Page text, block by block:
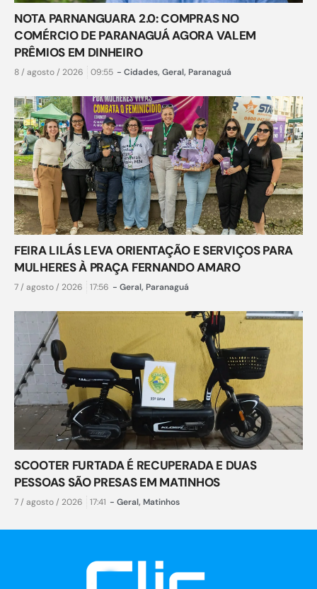
NOTA PARNANGUARA 2.0: COMPRAS NO
COMÉRCIO DE PARANAGUÁ AGORA VALEM
PRÊMIOS EM DINHEIRO
8 / agosto / 2026 09:55 - Cidades, Geral, Paranaguá
FEIRA LILÁS LEVA ORIENTAÇÃO E SERVIÇOS PARA
MULHERES À PRAÇA FERNANDO AMARO
7 / agosto / 2026 17:56 - Geral, Paranaguá
SCOOTER FURTADA É RECUPERADA E DUAS
PESSOAS SÃO PRESAS EM MATINHOS
7 / agosto / 2026 17:41 - Geral, Matinhos